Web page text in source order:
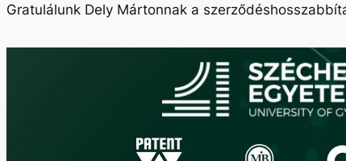
Gratulálunk Dely Mártonnak a